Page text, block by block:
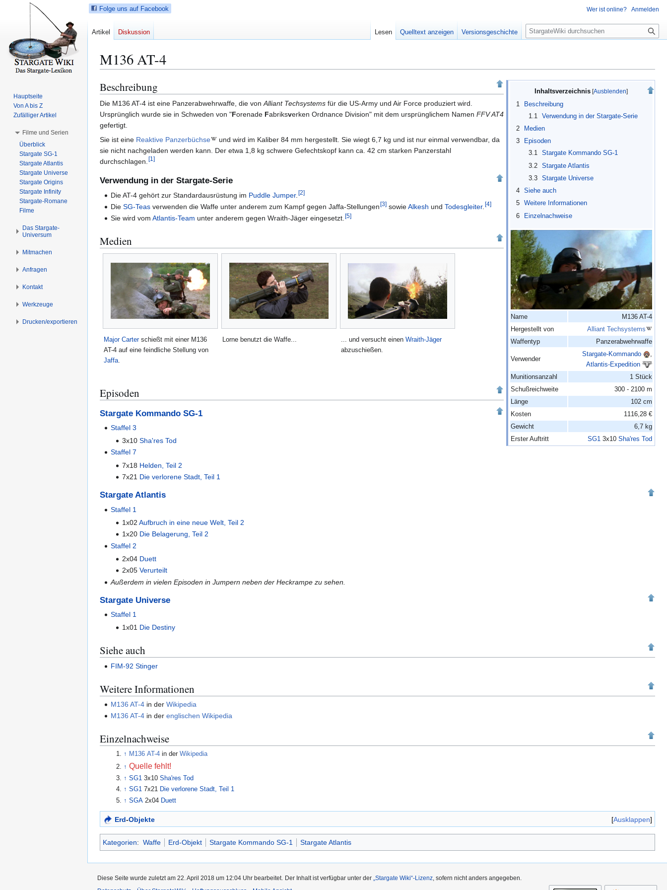
M136 AT-4
Z
u
r
N
a
v
i
g
t
p
r
Z
u
r
S
u
c
h
e
p
e
n
Inhaltsverzeichnis
1
Beschreibung
1.1
Verwendung in der Stargate-Serie
2
Medien
3
Episoden
3.1
Stargate Kommando SG-1
3.2
Stargate Atlantis
3.3
Stargate Universe
4
Siehe auch
5
Weitere Informationen
6
Einzelnachweise
Name
M136 AT-4
Hergestellt von
Alliant Techsystems
Waffentyp
Panzerabwehrwaffe
Verwender
Stargate-Kommando
,
Atlantis-Expedition
Munitionsanzahl
1 Stück
Schußreichweite
300 - 2100 m
Länge
102 cm
Kosten
1116,28 €
Gewicht
6,7 kg
Erster Auftritt
SG1 3x10 Sha'res Tod
Beschreibung
Die M136 AT-4 ist eine Panzerabwehrwaffe, die von Alliant Techsystems für die US-Army und Air Force produziert wird.
Ursprünglich wurde sie in Schweden von "Forenade Fabriksverken Ordnance Division" mit dem ursprünglichem Namen FFV AT4
gefertigt.
Sie ist eine Reaktive Panzerbüchse
und wird im Kaliber 84 mm hergestellt. Sie wiegt 6,7 kg und ist nur einmal verwendbar, da
sie nicht nachgeladen werden kann. Der etwa 1,8 kg schwere Gefechtskopf kann ca. 42 cm starken Panzerstahl
durchschlagen. [1 ]
Verwendung in der Stargate-Serie
Die AT-4 gehört zur Standardausrüstung im Puddle Jumper. [2]
DieSG-Teas verwenden die Waffe unter anderem zum Kampf gegen Jaffa-Stellungen [3] sowieAlkesh undTodesgleiter. [4]
Sie wird vomAtlantis-Team unter anderem gegen Wraith-Jäger eingesetzt.[5]
Medien
Major Carterschießt mit einer M136
AT-4 auf eine feindliche Stellung von
Jaffa
Lorne benutzt die Waffe... ... und versucht einen Wraith-Jäger
abzuschießen.
Episoden
Stargate Kommando SG-1
Staffel 3
3x10 Sha'res Tod
Staffel 7
7x18 Helden, Teil 2
7x21 Die verlorene Stadt, Teil 1
Stargate Atlantis
Staffel 1
1x02 Aufbruch in eine neue Welt, Teil 2
1x20 Die Belagerung, Teil 2
Staffel 2
2x04 Duett
2x05 Verurteilt
Außerdem in vielen Episoden in Jumpern neben der Heckrampe zu sehen.
Stargate Universe
Staffel 1
1x01 Die Destiny
Siehe auch
FIM-92 Stinger
Weitere Informationen
M136 AT-4 in derWikipedia
M136 AT-4 in derenglischen Wikipedia
Einzelnachweise
↑ M136 AT-4in der Wikipedia
↑ Quelle fehlt!
↑ SG1 3x10 Sha'res Tod
↑ SG1 7x21 Die verlorene Stadt, Teil 1
↑ SGA 2x04 Duett
Ausklappen
Erd-Objekte
Kategorien: Waffe Erd-Objekt Stargate Kommando SG-1 Stargate Atlantis
Folge uns auf Facebook Wer ist online? Anmelden
Artikel Diskussion Lesen Quelltext anzeigen Versionsgeschichte
S
u
e
Hauptseite
Von A bis Z
Zufälliger Artikel
Filme und Serien
Überblick
Stargate SG-1
Stargate Atlantis
Stargate Universe
Stargate Origins
Stargate Infinity
Stargate-Romane
Filme
Das Stargate-
Universum
Mitmachen
Anfragen
Kontakt
Werkzeuge
Drucken/­exportieren
Diese Seite wurde zuletzt am 22. April 2018 um 12:04 Uhr bearbeitet. Der Inhalt ist verfügbar unter der „Stargate Wiki“-Lizenz, sofern nicht anders angegeben.